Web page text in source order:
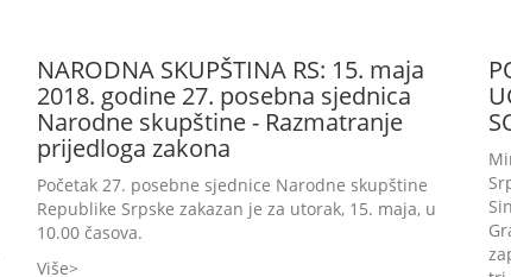
NARODNA SKUPŠTINA RS: 15. maja
2018. godine 27. posebna sjednica
Narodne skupštine - Razmatranje
prijedloga zakona
Početak 27. posebne sjednice Narodne skupštine
Republike Srpske zakazan je za utorak, 15. maja, u
10.00 časova.
Više